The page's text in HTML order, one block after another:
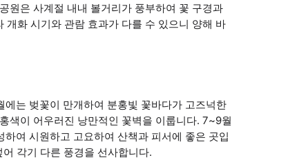
원은 사계절 내내 볼거리가 풍부하여 꽃 구경과
화 시기와 관람 효과가 다를 수 있으니 양해 바
는 벚꽃이 만개하여 분홍빛 꽃바다가 고즈넉한
색이 어우러진 낭만적인 꽃벽을 이룹니다. 7~9월
여 시원하고 고요하여 산책과 피서에 좋은 곳입
각기 다른 풍경을 선사합니다.